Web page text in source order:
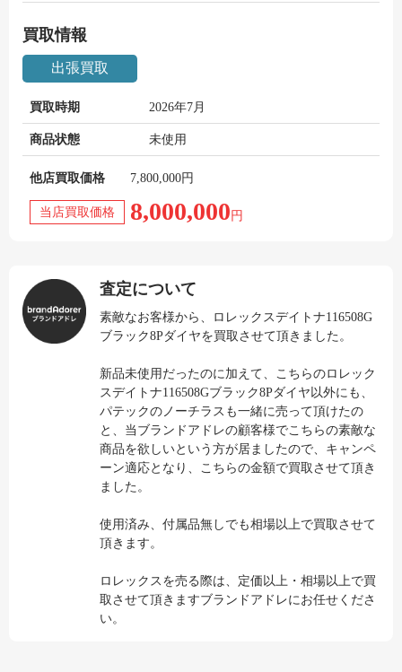
買取情報
出張買取
買取時期 2026年7月
商品状態 未使用
他店買取価格 7,800,000円
当店買取価格 8,000,000 円
査定について
素敵なお客様から、ロレックスデイトナ116508G
ブラック8Pダイヤを買取させて頂きました。
新品未使用だったのに加えて、こちらのロレック
スデイトナ116508Gブラック8Pダイヤ以外にも、
パテックのノーチラスも一緒に売って頂けたの
と、当ブランドアドレの顧客様でこちらの素敵な
商品を欲しいという方が居ましたので、キャンペ
ーン適応となり、こちらの金額で買取させて頂き
ました。
使用済み、付属品無しでも相場以上で買取させて
頂きます。
ロレックスを売る際は、定価以上・相場以上で買
取させて頂きますブランドアドレにお任せくださ
い。